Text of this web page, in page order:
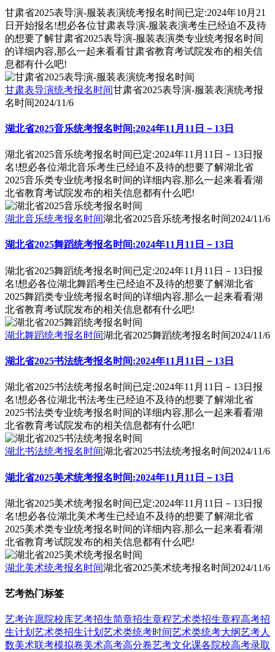
甘肃省2025表导演-服装表演统考报名时间已定:2024年10月21
日开始报名!想必各位甘肃表导演-服装表演考生已经迫不及待
的想要了解甘肃省2025表导演-服装表演类专业统考报名时间
的详细内容,那么一起来看看甘肃省教育考试院发布的相关信
息都有什么吧!
甘肃表导演统考报名时间甘肃省2025表导演-服装表演统考报
名时间2024/11/6
湖北省2025音乐统考报名时间:2024年11月11日－13日
湖北省2025音乐统考报名时间已定:2024年11月11日－13日报
名!想必各位湖北音乐考生已经迫不及待的想要了解湖北省
2025音乐类专业统考报名时间的详细内容,那么一起来看看湖
北省教育考试院发布的相关信息都有什么吧!
湖北音乐统考报名时间湖北省2025音乐统考报名时间2024/11/6
湖北省2025舞蹈统考报名时间:2024年11月11日－13日
湖北省2025舞蹈统考报名时间已定:2024年11月11日－13日报
名!想必各位湖北舞蹈考生已经迫不及待的想要了解湖北省
2025舞蹈类专业统考报名时间的详细内容,那么一起来看看湖
北省教育考试院发布的相关信息都有什么吧!
湖北舞蹈统考报名时间湖北省2025舞蹈统考报名时间2024/11/6
湖北省2025书法统考报名时间:2024年11月11日－13日
湖北省2025书法统考报名时间已定:2024年11月11日－13日报
名!想必各位湖北书法考生已经迫不及待的想要了解湖北省
2025书法类专业统考报名时间的详细内容,那么一起来看看湖
北省教育考试院发布的相关信息都有什么吧!
湖北书法统考报名时间湖北省2025书法统考报名时间2024/11/6
湖北省2025美术统考报名时间:2024年11月11日－13日
湖北省2025美术统考报名时间已定:2024年11月11日－13日报
名!想必各位湖北美术考生已经迫不及待的想要了解湖北省
2025美术类专业统考报名时间的详细内容,那么一起来看看湖
北省教育考试院发布的相关信息都有什么吧!
湖北美术统考报名时间湖北省2025美术统考报名时间2024/11/6
艺考热门标签
艺考许愿院校库艺考招生简章招生章程艺术类招生章程高考招
生计划 艺术类招生计划 艺术类统考时间艺术类统考大纲艺考人
数美术联考模拟卷美术高考高分卷艺考文化课各院校高考录取